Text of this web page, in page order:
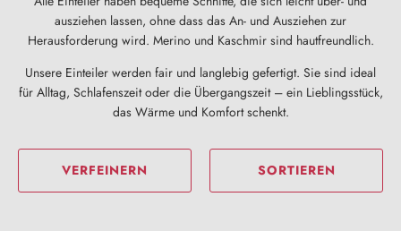
ausziehen lassen, ohne dass das An- und Ausziehen zur
Herausforderung wird. Merino und Kaschmir sind hautfreundlich.
Unsere Einteiler werden fair und langlebig gefertigt. Sie sind ideal
für Alltag, Schlafenszeit oder die Übergangszeit – ein Lieblingsstück,
das Wärme und Komfort schenkt.
VERFEINERN SORTIEREN